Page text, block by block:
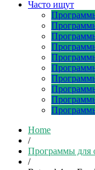
Часто ищут
Home
/
Программы для
/